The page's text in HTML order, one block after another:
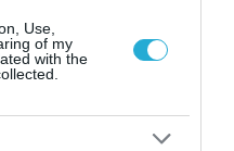
Use,
of my
with the